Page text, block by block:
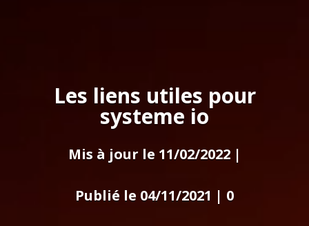
Les liens utiles pour
systeme io
Mis à jour le 11/02/2022 |
Publié le 04/11/2021 | 0